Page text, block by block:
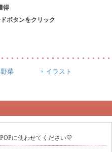
得
ボタンをクリック
菜
イラスト
に使わせてください💛